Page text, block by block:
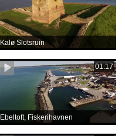
Kalø Slotsruin
01:17
Ebeltoft, Fiskerihavnen